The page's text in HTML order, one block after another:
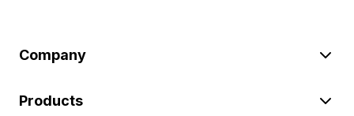
Company
Products